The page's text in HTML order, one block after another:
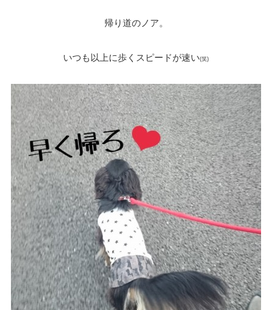
帰り道のノア。
いつも以上に歩くスピードが速い(笑)